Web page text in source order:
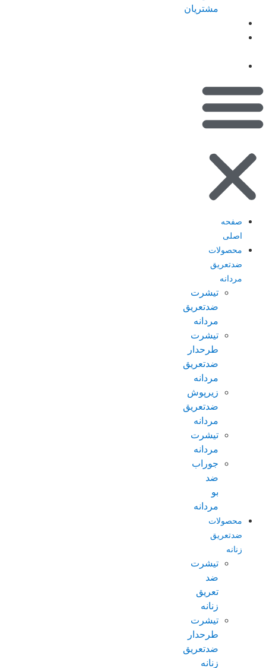
مشتریان
صفحه
اصلی
محصولات
ضدتعریق
مردانه
تیشرت
ضدتعریق
مردانه
تیشرت
طرحدار
ضدتعریق
مردانه
زیرپوش
ضدتعریق
مردانه
تیشرت
مردانه
جوراب
ضد
بو
مردانه
محصولات
ضدتعریق
زنانه
تیشرت
ضد
تعریق
زنانه
تیشرت
طرحدار
ضدتعریق
زنانه